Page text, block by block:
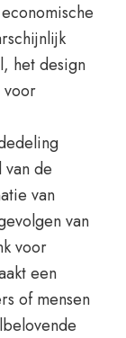
het design
voor
de
van
van
voor
een
of mensen